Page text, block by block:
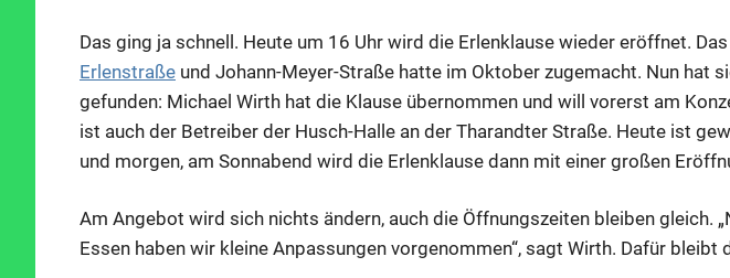
Das ging ja schnell. Heute um 16 Uhr wird die Erlenklause wieder eröffnet.
Erlenstraße und Johann-Meyer-Straße hatte im Oktober zugemacht. Nun hat
gefunden: Michael Wirth hat die Klause übernommen und will vorerst am
ist auch der Betreiber der Husch-Halle an der Tharandter Straße. Heute ist
und morgen, am Sonnabend wird die Erlenklause dann mit einer großen
Am Angebot wird sich nichts ändern, auch die Öffnungszeiten bleiben gleich.
Essen haben wir kleine Anpassungen vorgenommen“, sagt Wirth. Dafür bleibt